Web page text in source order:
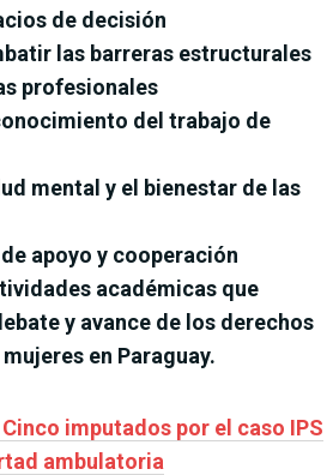
de decisión
las barreras estructurales
profesionales
del trabajo de
mental y el bienestar de las
apoyo y cooperación
académicas que
y avance de los derechos
en Paraguay.
imputados por el caso IPS
ambulatoria